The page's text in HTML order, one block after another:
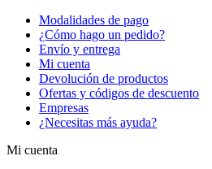
Modalidades de pago
¿Cómo hago un pedido?
Envío y entrega
Mi cuenta
Devolución de productos
Ofertas y códigos de descuento
Empresas
¿Necesitas más ayuda?
Mi cuenta